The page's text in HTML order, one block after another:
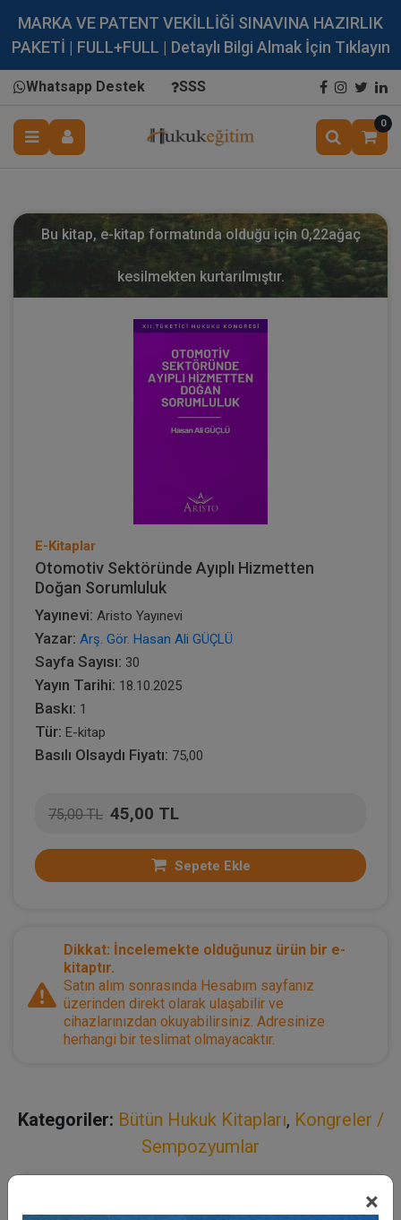
MARKA VE PATENT VEKİLLİĞİ SINAVINA HAZIRLIK
PAKETİ | FULL+FULL | Detaylı Bilgi Almak İçin Tıklayın
Whatsapp Destek SSS
0
×
Bu kitap, e-kitap formatında olduğu için 0,22ağaç
kesilmekten kurtarılmıştır.
E-Kitaplar
Otomotiv Sektöründe Ayıplı Hizmetten
Doğan Sorumluluk
Yayınevi: Aristo Yayınevi
Yazar: Arş. Gör. Hasan Ali GÜÇLÜ
Sayfa Sayısı: 30
Yayın Tarihi: 18.10.2025
Baskı: 1
Tür: E-kitap
Basılı Olsaydı Fiyatı: 75,00
75,00 TL 45,00 TL
Sepete Ekle
Dikkat: İncelemekte olduğunuz ürün bir e-
kitaptır.
Satın alım sonrasında Hesabım sayfanız
üzerinden direkt olarak ulaşabilir ve
cihazlarınızdan okuyabilirsiniz. Adresinize
herhangi bir teslimat olmayacaktır.
Kategoriler: Bütün Hukuk Kitapları, Kongreler /
Sempozyumlar